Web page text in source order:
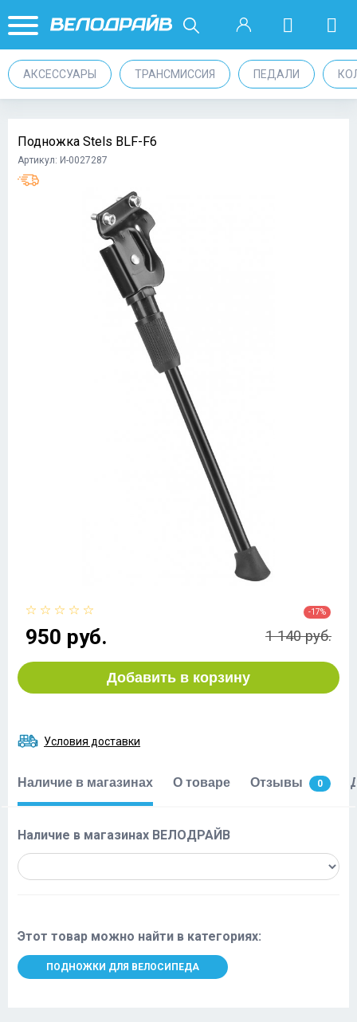
АКСЕССУАРЫ ТРАНСМИССИЯ ПЕДАЛИ
Подножка Stels BLF-F6
Артикул: И-0027287
950 руб.
-17%
1 140 руб.
Добавить в корзину
Условия доставки
Наличие в магазинах О товаре Отзывы 0
Наличие в магазинах ВЕЛОДРАЙВ
Этот товар можно найти в категориях:
ПОДНОЖКИ ДЛЯ ВЕЛОСИПЕДА